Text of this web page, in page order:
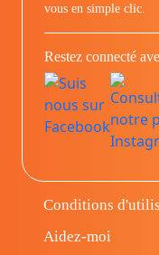
vous en simple clic.
Restez connecté
Conditions
Aidez-moi